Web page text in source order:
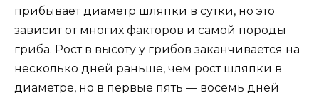
прибывает диаметр шляпки в сутки, но это
зависит от многих факторов и самой породы
гриба. Рост в высоту у грибов заканчивается на
несколько дней раньше, чем рост шляпки в
диаметре, но в первые пять — восемь дней